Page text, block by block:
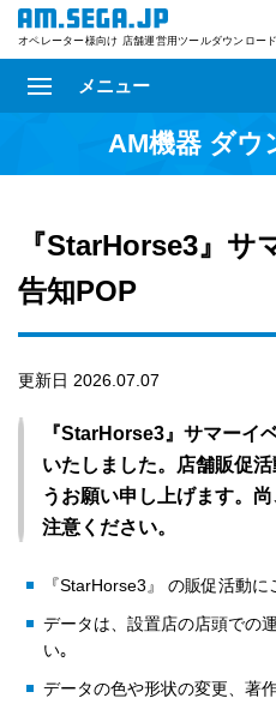
オペレーター様向け 店舗運営用ツールダウンロー
メニュー
AM機器 ダウ
『StarHorse3』サ
告知POP
更新日 2026.07.07
『StarHorse3』サマーイ
いたしました。店舗販促
うお願い申し上げます。
注意ください。
『StarHorse3』 の販促活動に
データは、設置店の店頭での
い｡
データの色や形状の変更、著